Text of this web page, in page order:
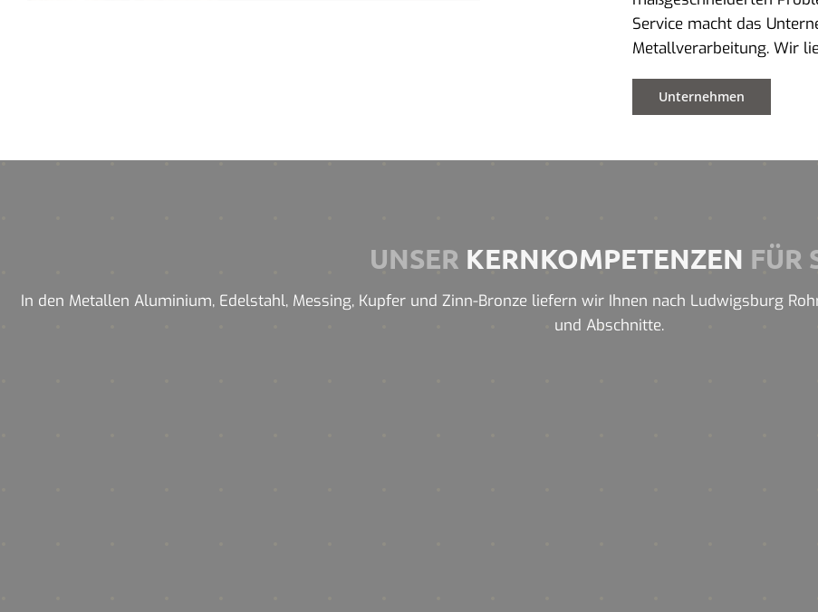
Service macht das
Metallverarbeitung. Wir
Unternehmen
UNSER KERNKOMPETENZEN FÜR
In den Metallen Aluminium, Edelstahl, Messing, Kupfer und Zinn-Bronze liefern wir Ihnen nach Ludwigsburg
und Abschnitte.